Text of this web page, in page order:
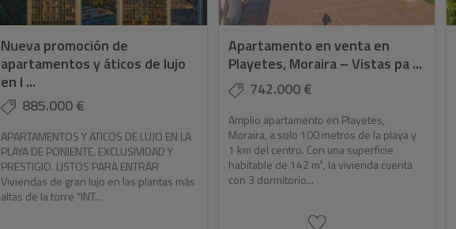
Nueva promoción de
apartamentos y áticos de lujo
en l ...
885.000 €
APARTAMENTOS Y ATICOS DE LUJO EN LA
PLAYA DE PONIENTE. EXCLUSIVIDAD Y
PRESTIGIO. LISTOS PARA ENTRAR
Viviendas de gran lujo en las plantas más
altas de la torre “INT...
Apartamento en venta en
Playetes, Moraira – Vistas pa ...
742.000 €
Amplio apartamento en Playetes,
Moraira, a solo 100 metros de la playa y
1 km del centro. Con una superficie
habitable de 142 m², la vivienda cuenta
con 3 dormitorio...